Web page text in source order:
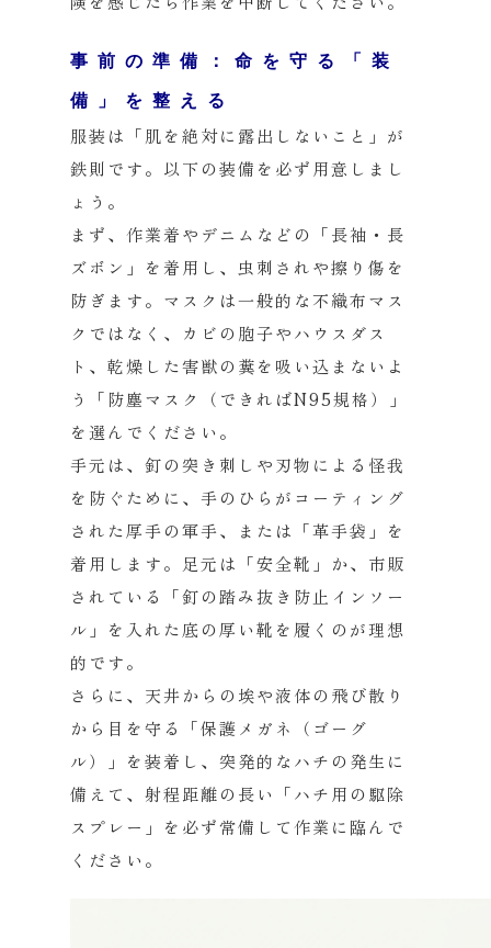
事前の準備：命を守る「装
備」を整える
服装は「肌を絶対に露出しないこと」が
鉄則です。以下の装備を必ず用意しまし
ょう。
まず、作業着やデニムなどの「長袖・長
ズボン」を着用し、虫刺されや擦り傷を
防ぎます。マスクは一般的な不織布マス
クではなく、カビの胞子やハウスダス
ト、乾燥した害獣の糞を吸い込まないよ
う「防塵マスク（できればN95規格）」
を選んでください。
手元は、釘の突き刺しや刃物による怪我
を防ぐために、手のひらがコーティング
された厚手の軍手、または「革手袋」を
着用します。足元は「安全靴」か、市販
されている「釘の踏み抜き防止インソー
ル」を入れた底の厚い靴を履くのが理想
的です。
さらに、天井からの埃や液体の飛び散り
から目を守る「保護メガネ（ゴーグ
ル）」を装着し、突発的なハチの発生に
備えて、射程距離の長い「ハチ用の駆除
スプレー」を必ず常備して作業に臨んで
ください。